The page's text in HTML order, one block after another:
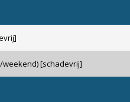
[schadevrij]